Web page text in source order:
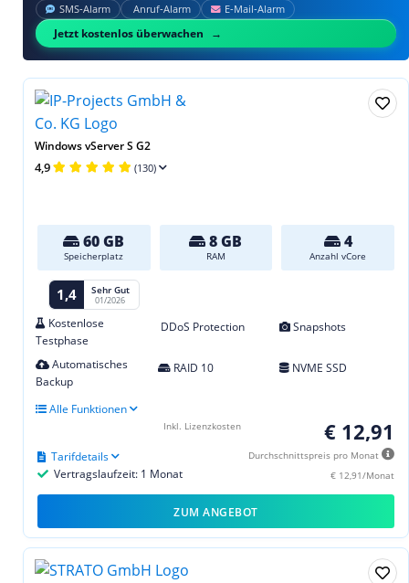
SMS‑Alarm Anruf‑Alarm E‑Mail‑Alarm
Jetzt kostenlos überwachen
Windows vServer S G2
4,9 (130)
60 GB
Speicherplatz
8 GB
RAM
4
Anzahl vCore
1,4 Sehr Gut
01/2026
Kostenlose
Testphase
DDoS Protection Snapshots
Automatisches
Backup
RAID 10 NVME SSD
Alle Funktionen
€ 12,91
Durchschnittspreis pro Monat
€ 12,91/Monat
Vertragslaufzeit: 1 Monat
Tarifdetails
Inkl. Lizenzkosten
ZUM ANGEBOT